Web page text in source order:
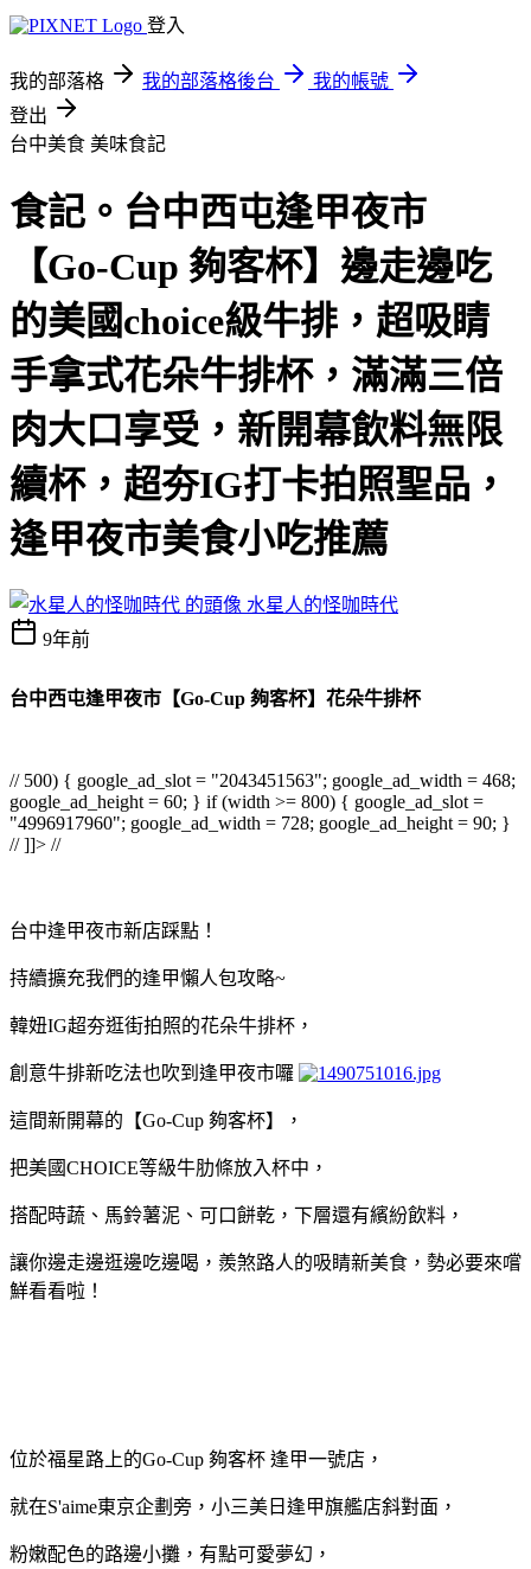
登入
我的部落格 我的部落格後台
我的帳號
登出
台中美食 美味食記
食記。台中西屯逢甲夜市
【Go-Cup 夠客杯】邊走邊吃
的美國choice級牛排，超吸睛
手拿式花朵牛排杯，滿滿三倍
肉大口享受，新開幕飲料無限
續杯，超夯IG打卡拍照聖品，
逢甲夜市美食小吃推薦
水星人的怪咖時代
9年前
台中西屯逢甲夜市【Go-Cup 夠客杯】花朵牛排杯
// 500) { google_ad_slot = "2043451563"; google_ad_width = 468;
google_ad_height = 60; } if (width >= 800) { google_ad_slot =
"4996917960"; google_ad_width = 728; google_ad_height = 90; }
// ]]> //
台中逢甲夜市新店踩點！
持續擴充我們的逢甲懶人包攻略~
韓妞IG超夯逛街拍照的花朵牛排杯，
創意牛排新吃法也吹到逢甲夜市囉
這間新開幕的【Go-Cup 夠客杯】，
把美國CHOICE等級牛肋條放入杯中，
搭配時蔬、馬鈴薯泥、可口餅乾，下層還有繽紛飲料，
讓你邊走邊逛邊吃邊喝，羨煞路人的吸睛新美食，勢必要來嚐
鮮看看啦！
位於福星路上的Go-Cup 夠客杯 逢甲一號店，
就在S'aime東京企劃旁，小三美日逢甲旗艦店斜對面，
粉嫩配色的路邊小攤，有點可愛夢幻，